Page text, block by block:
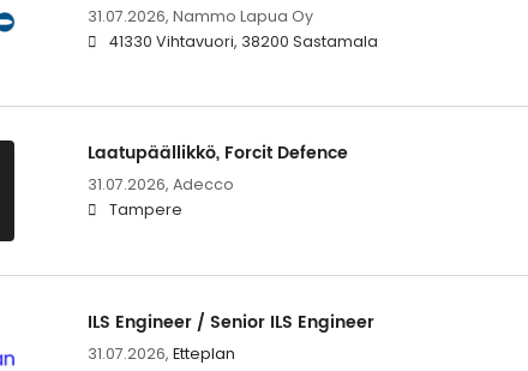
31.07.2026, Nammo Lapua Oy
41330 Vihtavuori, 38200 Sastamala
Laatupäällikkö, Forcit Defence
31.07.2026, Adecco
Tampere
ILS Engineer / Senior ILS Engineer
31.07.2026, Etteplan